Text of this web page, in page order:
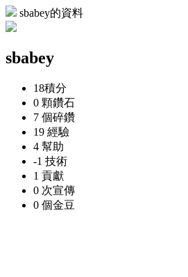
sbabey的資料
sbabey
18積分
0 顆鑽石
7 個碎鑽
19 經驗
4 幫助
-1 技術
1 貢獻
0 次宣傳
0 個金豆